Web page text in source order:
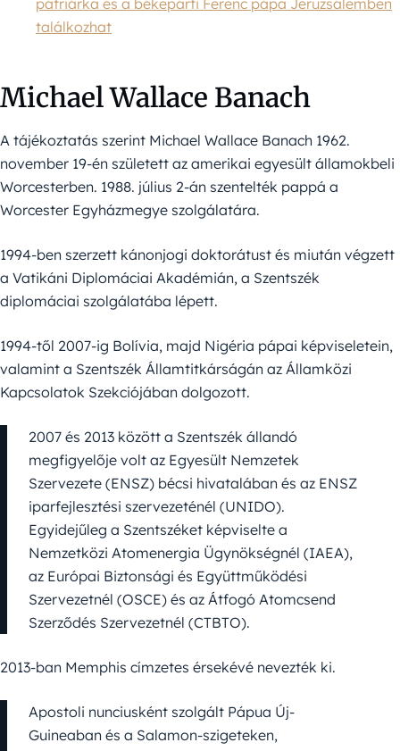
találkozhat
Michael Wallace Banach
A tájékoztatás szerint Michael Wallace Banach 1962.
november 19-én született az amerikai egyesült államokbeli
Worcesterben. 1988. július 2-án szentelték pappá a
Worcester Egyházmegye szolgálatára.
1994-ben szerzett kánonjogi doktorátust és miután végzett
a Vatikáni Diplomáciai Akadémián, a Szentszék
diplomáciai szolgálatába lépett.
1994-től 2007-ig Bolívia, majd Nigéria pápai képviseletein,
valamint a Szentszék Államtitkárságán az Államközi
Kapcsolatok Szekciójában dolgozott.
2007 és 2013 között a Szentszék állandó
megfigyelője volt az Egyesült Nemzetek
Szervezete (ENSZ) bécsi hivatalában és az ENSZ
iparfejlesztési szervezeténél (UNIDO).
Egyidejűleg a Szentszéket képviselte a
Nemzetközi Atomenergia Ügynökségnél (IAEA),
az Európai Biztonsági és Együttműködési
Szervezetnél (OSCE) és az Átfogó Atomcsend
Szerződés Szervezetnél (CTBTO).
2013-ban Memphis címzetes érsekévé nevezték ki.
Apostoli nunciusként szolgált Pápua Új-
Guineaban és a Salamon-szigeteken,